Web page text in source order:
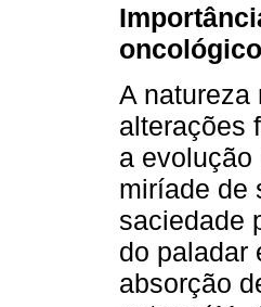
A natureza
alterações
a evolução
miríade de
saciedade
do paladar
absorção